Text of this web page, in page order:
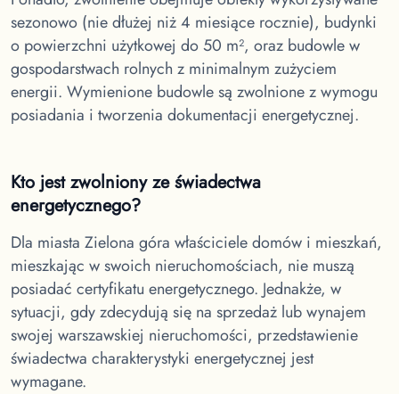
sezonowo (nie dłużej niż 4 miesiące rocznie), budynki
o powierzchni użytkowej do 50 m², oraz budowle w
gospodarstwach rolnych z minimalnym zużyciem
energii. Wymienione budowle są zwolnione z wymogu
posiadania i tworzenia dokumentacji energetycznej.
Kto jest zwolniony ze świadectwa
energetycznego?
Dla miasta Zielona góra właściciele domów i mieszkań,
mieszkając w swoich nieruchomościach, nie muszą
posiadać certyfikatu energetycznego. Jednakże, w
sytuacji, gdy zdecydują się na sprzedaż lub wynajem
swojej warszawskiej nieruchomości, przedstawienie
świadectwa charakterystyki energetycznej jest
wymagane.